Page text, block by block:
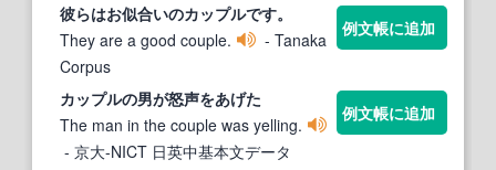
彼らはお似合いのカップルです。
They are a good couple.
- Tanaka
Corpus
例文帳に追加
カップルの男が怒声をあげた
The man in the couple was yelling.
- 京大-NICT 日英中基本文データ
例文帳に追加